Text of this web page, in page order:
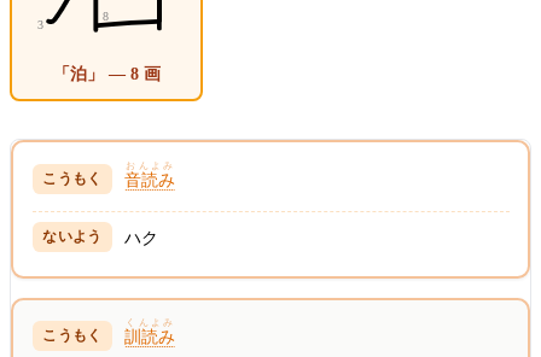
「泊」 — 8 画
音読み
おんよみ
ハク
訓読み
くんよみ